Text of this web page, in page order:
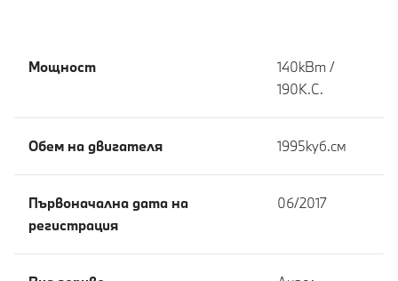
Мощност
140кВт /
190К.С.
Обем на двигателя 1995куб.cм
Първоначална дата на
регистрация
06/2017